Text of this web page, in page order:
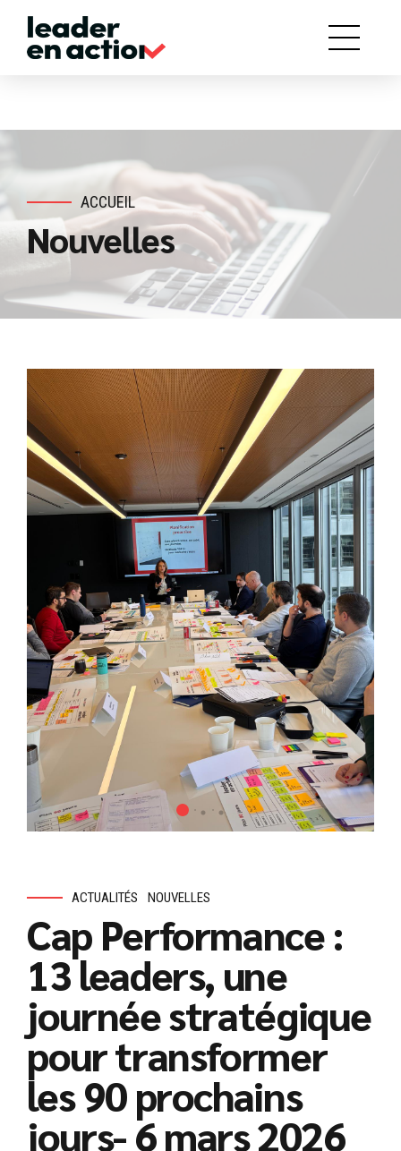
ACCUEIL
Nouvelles
ACTUALITÉS NOUVELLES
Cap Performance :
13 leaders, une
journée stratégique
pour transformer
les 90 prochains
jours- 6 mars 2026